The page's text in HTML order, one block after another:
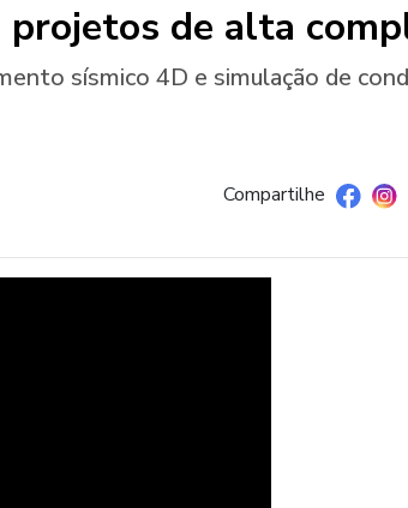
projetos de alta
sísmico 4D e simulação de
Compartilhe